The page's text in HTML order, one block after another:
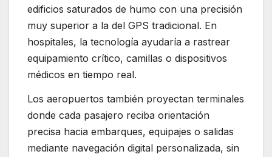
edificios saturados de humo con una precisión
muy superior a la del GPS tradicional. En
hospitales, la tecnología ayudaría a rastrear
equipamiento crítico, camillas o dispositivos
médicos en tiempo real.
Los aeropuertos también proyectan terminales
donde cada pasajero reciba orientación
precisa hacia embarques, equipajes o salidas
mediante navegación digital personalizada, sin